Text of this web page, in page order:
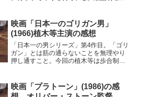
しまう。そこに被害者の父、恋人、恋
敵、恩師を招いて、パーティ...
映画「日本一のゴリガン男」
(1966)植木等主演の感想
「日本一の男シリーズ」第4作目。「ゴリ
ガン」とは筋の通らないことを無理やり
押し通すこと。今回の植木等は歩合制の
墓地、浄水器、水道プラントと次々に商
談をまとめ、傾いている...
映画「プラトーン」(1986)の感